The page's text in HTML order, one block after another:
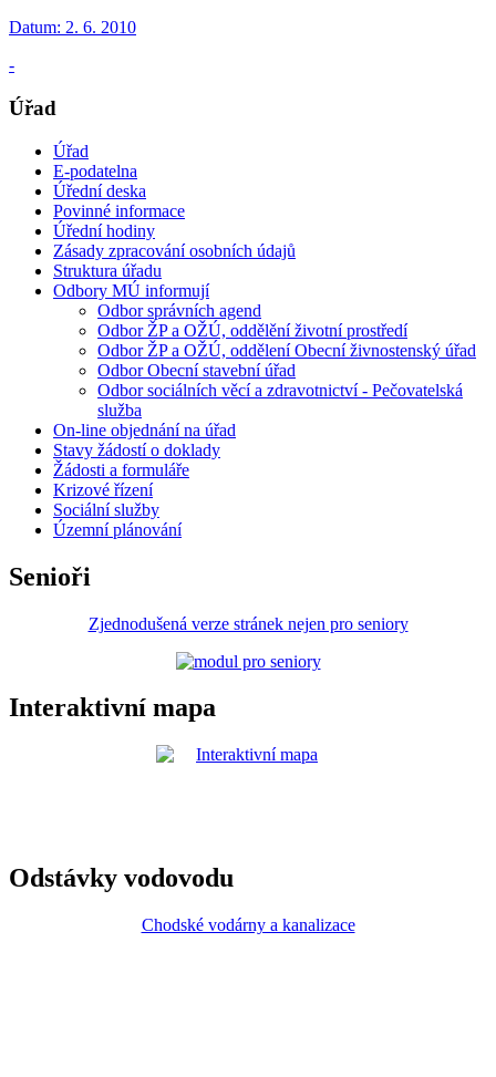
Datum: 2. 6. 2010
-
Úřad
Úřad
E-podatelna
Úřední deska
Povinné informace
Úřední hodiny
Zásady zpracování osobních údajů
Struktura úřadu
Odbory MÚ informují
Odbor správních agend
Odbor ŽP a OŽÚ, oddělění životní prostředí
Odbor ŽP a OŽÚ, oddělení Obecní živnostenský úřad
Odbor Obecní stavební úřad
Odbor sociálních věcí a zdravotnictví - Pečovatelská
služba
On-line objednání na úřad
Stavy žádostí o doklady
Žádosti a formuláře
Krizové řízení
Sociální služby
Územní plánování
Senioři
Zjednodušená verze stránek nejen pro seniory
Interaktivní mapa
Odstávky vodovodu
Chodské vodárny a kanalizace